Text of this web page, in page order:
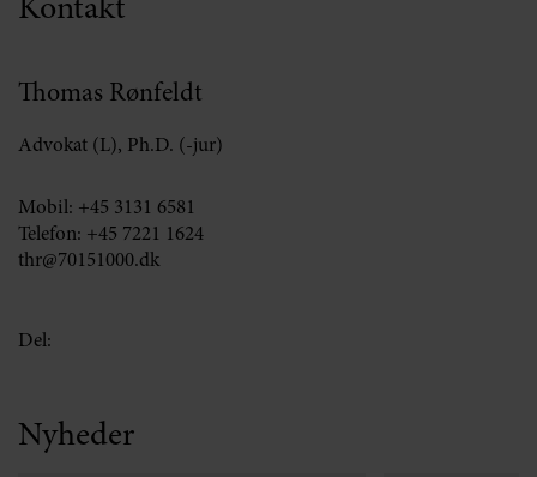
Kontakt
Thomas Rønfeldt
Advokat (L), Ph.D. (-jur)
Mobil: +45 3131 6581
Telefon: +45 7221 1624
thr@70151000.dk
Del:
Nyheder